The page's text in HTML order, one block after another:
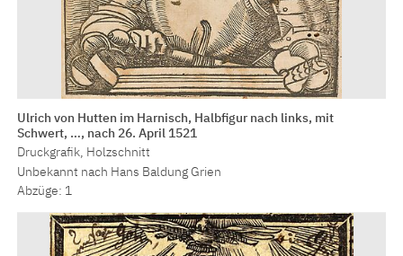
Ulrich von Hutten im Harnisch, Halbfigur nach links, mit
Schwert, …, nach 26. April 1521
Druckgrafik, Holzschnitt
Unbekannt nach Hans Baldung Grien
Abzüge: 1